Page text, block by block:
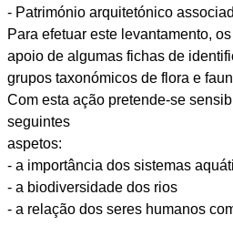
- Património arquitetónico
Para efetuar este levantamento,
apoio de algumas fichas de
grupos taxonómicos de flora e
Com esta ação pretende-se
seguintes
aspetos:
- a importância dos sistemas
- a biodiversidade dos rios
- a relação dos seres humanos